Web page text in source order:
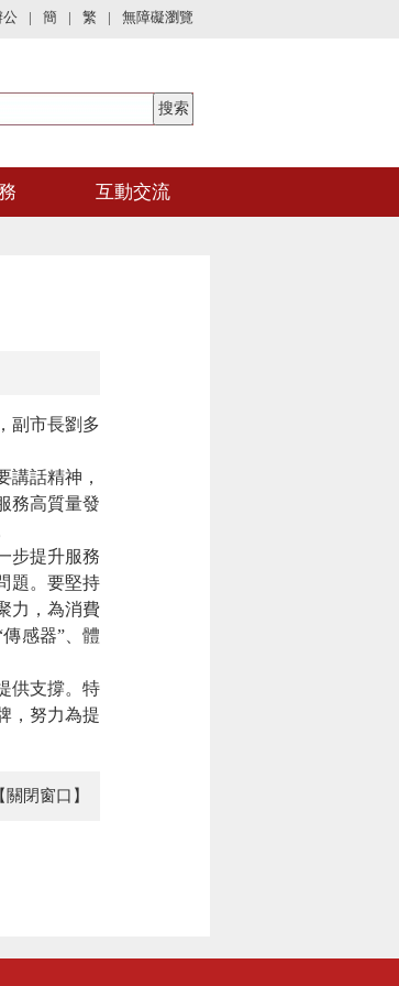
公 | 簡 | 繁 | 無障礙瀏覽
互動交流
副市長劉多
話精神，
務高質量發
步提升服務
題。要堅持
力，為消費
感器”、體
供支撐。特
，努力為提
【關閉窗口】